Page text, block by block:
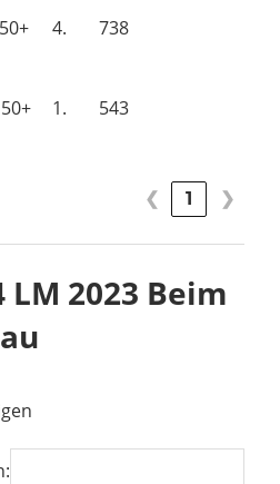
4. 738
1. 543
❮ 1 ❯
LM 2023 Beim